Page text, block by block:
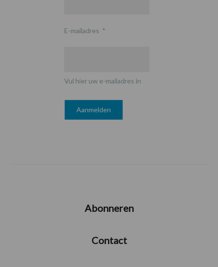
E-mailadres *
Vul hier uw e-mailadres in
Abonneren
Contact